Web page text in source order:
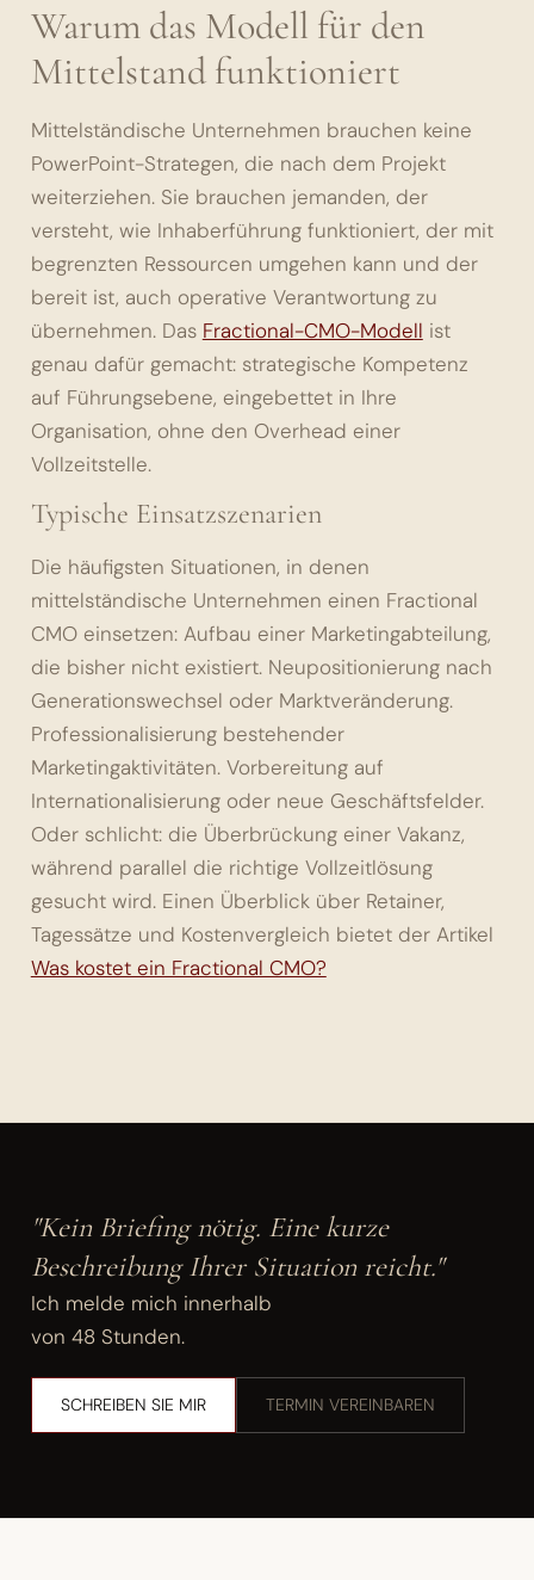
Warum das Modell für den
Mittelstand funktioniert
Mittelständische Unternehmen brauchen keine
PowerPoint-Strategen, die nach dem Projekt
weiterziehen. Sie brauchen jemanden, der
versteht, wie Inhaberführung funktioniert, der mit
begrenzten Ressourcen umgehen kann und der
bereit ist, auch operative Verantwortung zu
übernehmen. Das Fractional-CMO-Modell ist
genau dafür gemacht: strategische Kompetenz
auf Führungsebene, eingebettet in Ihre
Organisation, ohne den Overhead einer
Vollzeitstelle.
Typische Einsatzszenarien
Die häufigsten Situationen, in denen
mittelständische Unternehmen einen Fractional
CMO einsetzen: Aufbau einer Marketingabteilung,
die bisher nicht existiert. Neupositionierung nach
Generationswechsel oder Marktveränderung.
Professionalisierung bestehender
Marketingaktivitäten. Vorbereitung auf
Internationalisierung oder neue Geschäftsfelder.
Oder schlicht: die Überbrückung einer Vakanz,
während parallel die richtige Vollzeitlösung
gesucht wird. Einen Überblick über Retainer,
Tagessätze und Kostenvergleich bietet der Artikel
Was kostet ein Fractional CMO?
"Kein Briefing nötig. Eine kurze
Beschreibung Ihrer Situation reicht."
Ich melde mich innerhalb
von 48 Stunden.
SCHREIBEN SIE MIR TERMIN VEREINBAREN